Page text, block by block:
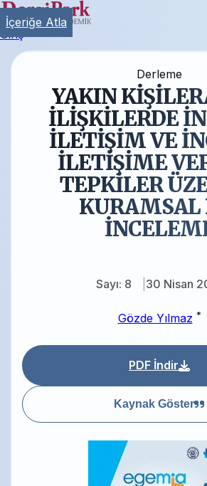
Giriş
Derleme
YAKIN
İLİŞKİLERDE
İLETİŞİM VE
İLETİŞİME
TEPKİLER
KURAMSAL
Sayı: 8 30 Nisan
Gözde Yılmaz *
PDF İndir
Kaynak Göster
İçeriğe Atla